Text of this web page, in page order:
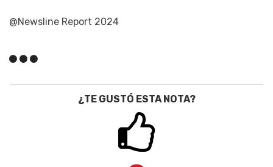
@Newsline Report 2024
¿TE GUSTÓ ESTA NOTA?